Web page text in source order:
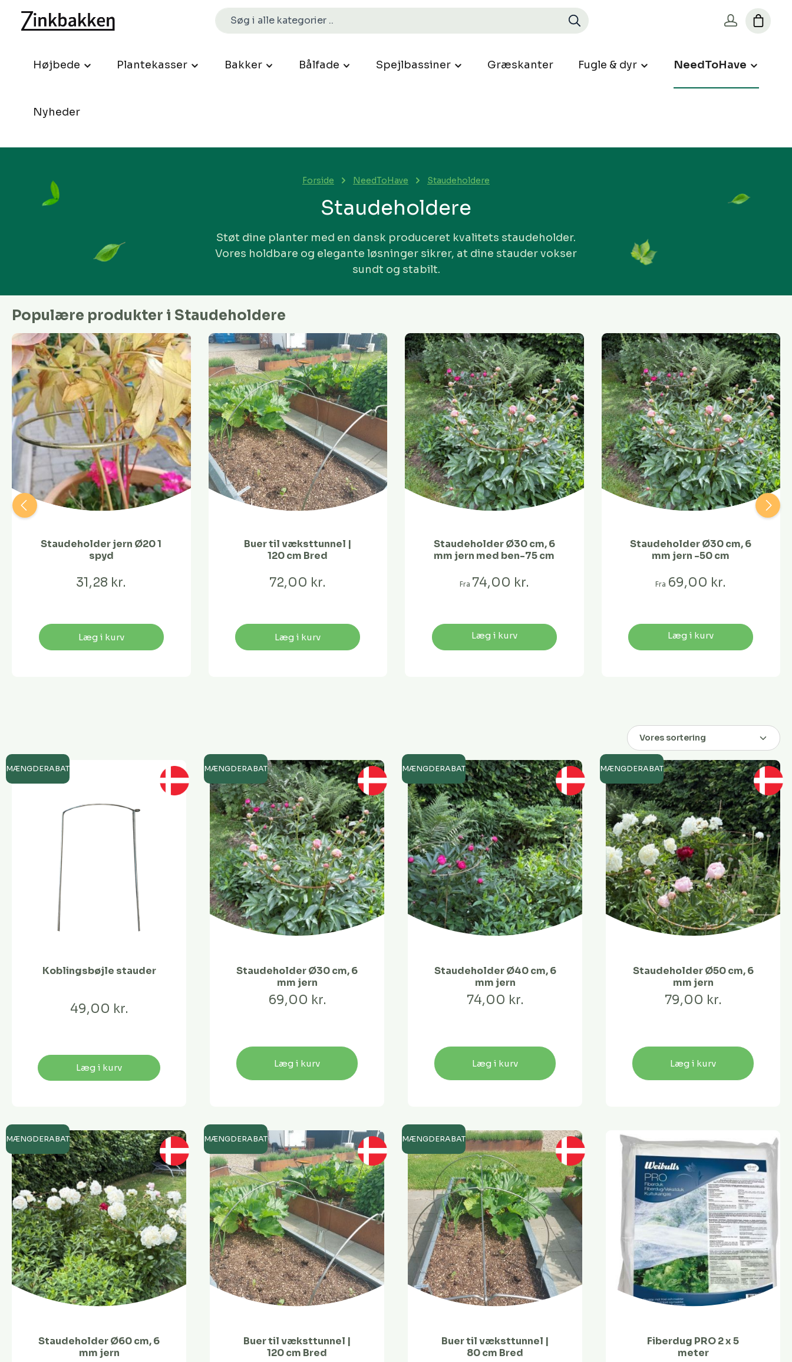
Højbede Plantekasser Bakker Bålfade Spejlbassiner Græskanter Fugle & dyr NeedToHave
Nyheder
Forside NeedToHave Staudeholdere
Staudeholdere
Støt dine planter med en dansk produceret kvalitets staudeholder.
Vores holdbare og elegante løsninger sikrer, at dine stauder vokser
sundt og stabilt.
Populære produkter i Staudeholdere
Staudeholder jern Ø20 1
spyd
31,28 kr.
Læg i kurv
Buer til væksttunnel |
120 cm Bred
72,00 kr.
Læg i kurv
Staudeholder Ø30 cm, 6
mm jern med ben-75 cm
Fra 74,00 kr.
Læg i kurv
Staudeholder Ø30 cm, 6
mm jern -50 cm
Fra 69,00 kr.
Læg i kurv
MÆNGDERABAT
Koblingsbøjle stauder
49,00 kr.
Læg i kurv
MÆNGDERABAT
Staudeholder Ø30 cm, 6
mm jern
69,00 kr.
Læg i kurv
MÆNGDERABAT
Staudeholder Ø40 cm, 6
mm jern
74,00 kr.
Læg i kurv
MÆNGDERABAT
Staudeholder Ø50 cm, 6
mm jern
79,00 kr.
Læg i kurv
MÆNGDERABAT
Staudeholder Ø60 cm, 6
mm jern
MÆNGDERABAT
Buer til væksttunnel |
120 cm Bred
MÆNGDERABAT
Buer til væksttunnel |
80 cm Bred
Fiberdug PRO 2 x 5
meter